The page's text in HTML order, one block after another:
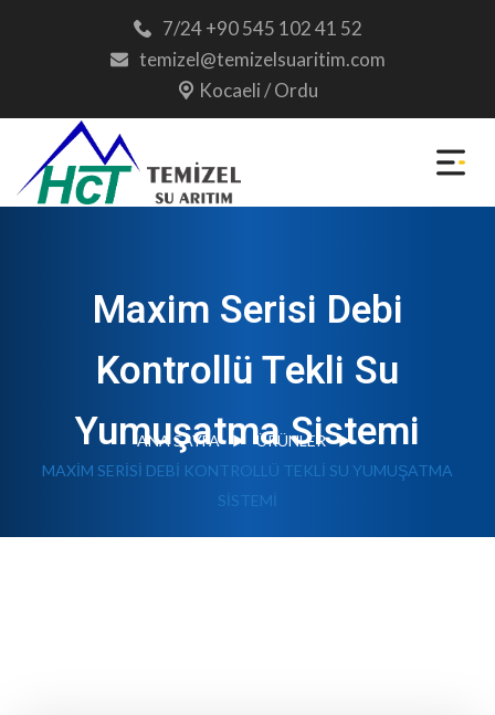
7/24 +90 545 102 41 52
temizel@temizelsuaritim.com
Kocaeli / Ordu
Maxim Serisi Debi
Kontrollü Tekli Su
Yumuşatma Sistemi
ANA SAYFA
ÜRÜNLER
MAXIM SERISI DEBI KONTROLLÜ TEKLI SU YUMUŞATMA
SISTEMI